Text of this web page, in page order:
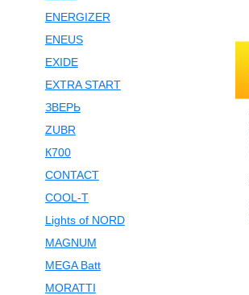
ENERGIZER
ENEUS
EXIDE
EXTRA START
ЗВЕРЬ
ZUBR
К700
CONTACT
COOL-T
Lights of NORD
MAGNUM
MEGA Batt
MORATTI